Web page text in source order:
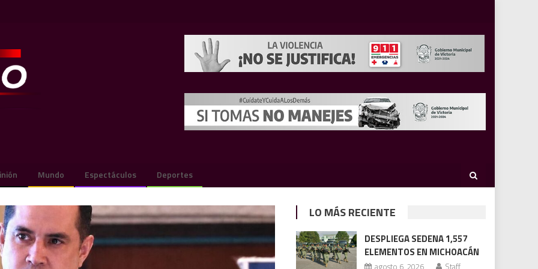
Mundo Espectáculos Deportes
LO MÁS RECIENTE
DESPLIEGA SEDENA 1,557
ELEMENTOS EN MICHOACÁN
agosto 6, 2026 Staff